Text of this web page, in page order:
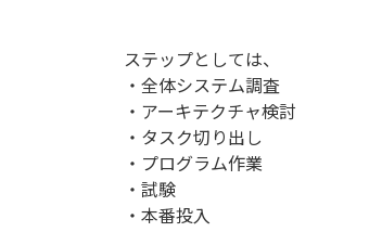
ステップとしては、
・全体システム調査
・アーキテクチャ検討
・タスク切り出し
・プログラム作業
・試験
・本番投入